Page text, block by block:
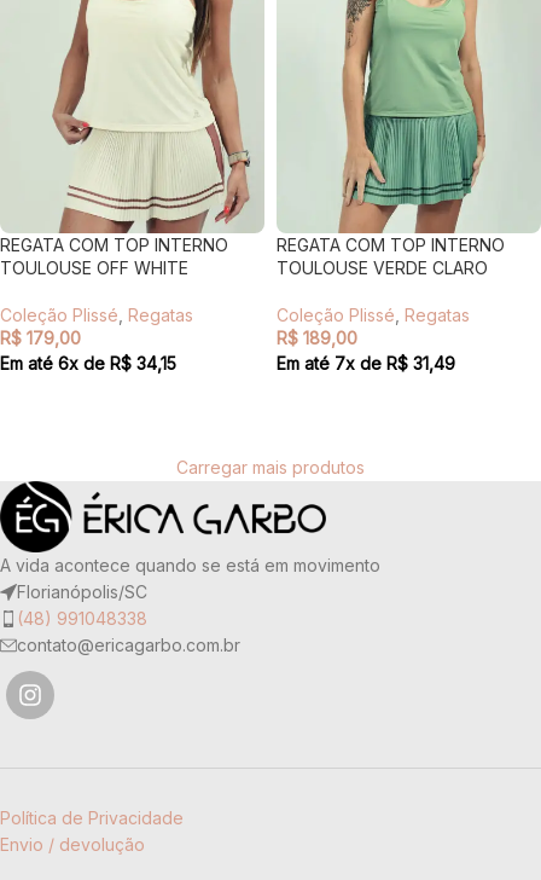
REGATA COM TOP INTERNO
TOULOUSE OFF WHITE
Coleção Plissé Regatas
R$ 179,00
Em até 6x de R$ 34,15
REGATA COM TOP INTERNO
TOULOUSE VERDE CLARO
Coleção Plissé Regatas
R$ 189,00
Em até 7x de R$ 31,49
Carregar mais produtos
A vida acontece quando se está em movimento
Florianópolis/SC
(48) 991048338
contato@ericagarbo.com.br
Política de Privacidade
Envio / devolução